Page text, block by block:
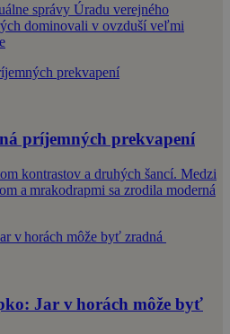
správy Úradu verejného
dominovali v ovzduší veľmi
príjemných prekvapení
kontrastov a druhých šancí. Medzi
a mrakodrapmi sa zrodila moderná
Jar v horách môže byť